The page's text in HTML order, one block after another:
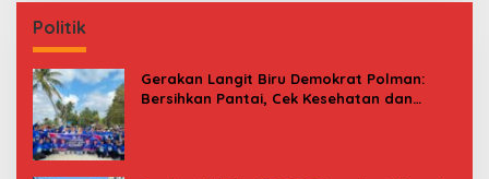
Politik
Gerakan Langit Biru Demokrat Polman:
Bersihkan Pantai, Cek Kesehatan dan